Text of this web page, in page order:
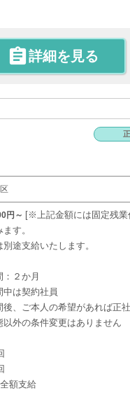
詳細を見る
円～
※上記金額には固定残業
す。
途支給いたします。
２か月
は契約社員
、ご本人の希望があれば正
外の条件変更はありません
額支給